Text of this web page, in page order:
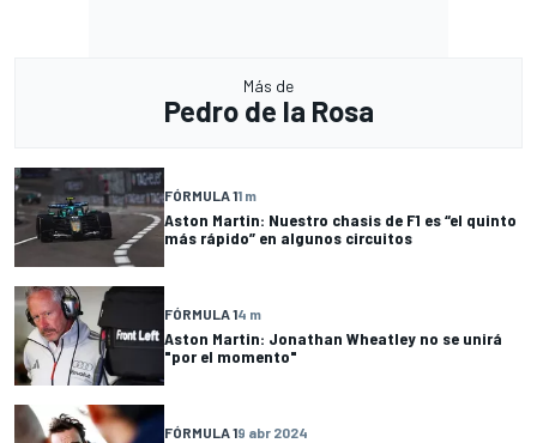
Más de
Pedro de la Rosa
FÓRMULA 11 m
Aston Martin: Nuestro chasis de F1 es “el quinto
más rápido” en algunos circuitos
FÓRMULA 14 m
Aston Martin: Jonathan Wheatley no se unirá
"por el momento"
FÓRMULA 19 abr 2024